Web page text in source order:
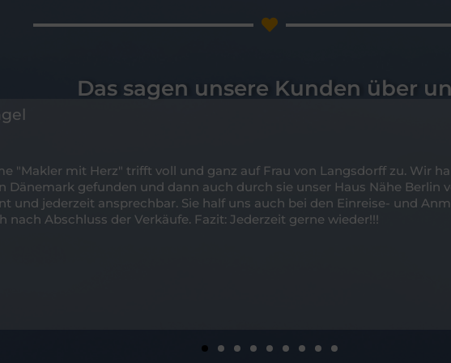
Das sagen unsere Kunden über
"Makler mit Herz" trifft voll und ganz auf Frau von Langsdorff zu. Wir
Dänemark gefunden und dann auch durch sie unser Haus Nähe Berlin
und jederzeit ansprechbar. Sie half uns auch bei den Einreise- und
nach Abschluss der Verkäufe. Fazit: Jederzeit gerne wieder!!!